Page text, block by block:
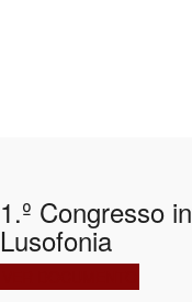
1.º Congresso
Lusofonia